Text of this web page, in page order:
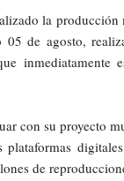
la
de agosto,
inmediatamente
con su proyecto
de